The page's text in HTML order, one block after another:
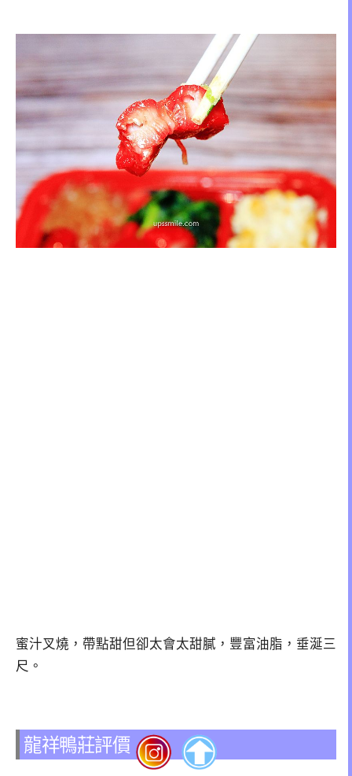
蜜汁叉燒，帶點甜但卻太會太甜膩，豐富油脂，垂涎三
尺。
龍祥鴨莊評價